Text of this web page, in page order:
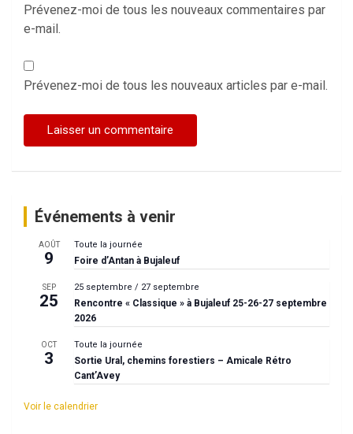
Prévenez-moi de tous les nouveaux commentaires par
e-mail.
Prévenez-moi de tous les nouveaux articles par e-mail.
Événements à venir
AOÛT
9
Toute la journée
Foire d’Antan à Bujaleuf
SEP
25
25 septembre / 27 septembre
Rencontre « Classique » à Bujaleuf 25-26-27 septembre
2026
OCT
3
Toute la journée
Sortie Ural, chemins forestiers – Amicale Rétro
Cant’Avey
Voir le calendrier